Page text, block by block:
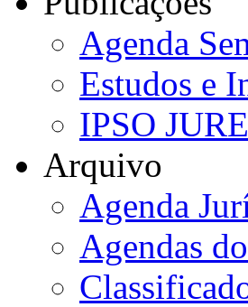
Agenda
Estudos e
IPSO JURE
Arquivo
Agenda
Agendas